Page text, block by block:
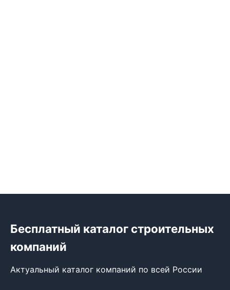
Бесплатный каталог строительных
компаний
Актуальный каталог компаний по всей России